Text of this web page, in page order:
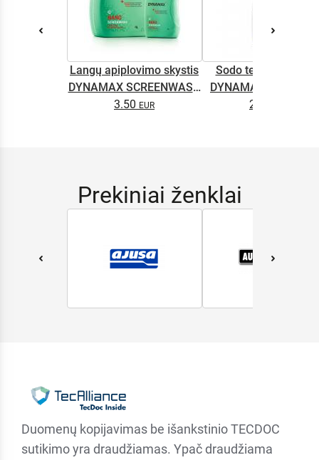
Langų apiplovimo skystis
DYNAMAX SCREENWASH
NANO 4l
3.50
Sodo technikos
DYNAMAX M2T
2.65
Prekiniai ženklai
Duomenų kopijavimas be išankstinio TECDOC
sutikimo yra draudžiamas. Ypač draudžiama